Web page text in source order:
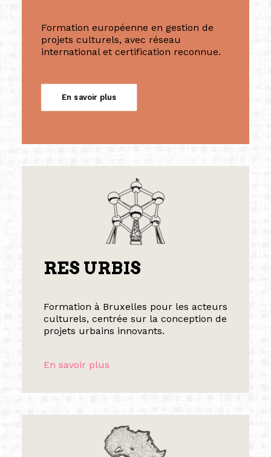
Formation européenne en gestion de
projets culturels, avec réseau
international et certification reconnue.
En savoir plus
RES URBIS
Formation à Bruxelles pour les acteurs
culturels, centrée sur la conception de
projets urbains innovants.
En savoir plus